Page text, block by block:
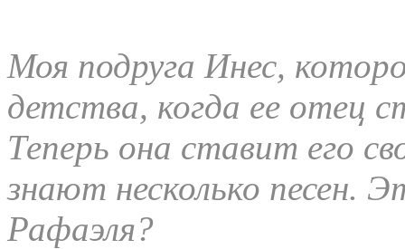
Моя подруга Инес,
детства, когда ее отец
Теперь она ставит его
знают несколько песен.
Рафаэля?